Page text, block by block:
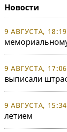
Новости
9 АВГУСТА, 18:19
9 АВГУСТА, 17:06
выписали
9 АВГУСТА, 15:34
летием